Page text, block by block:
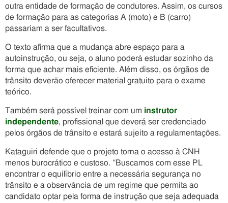
outra entidade de formação de condutores. Assim, os cursos
de formação para as categorias A (moto) e B (carro)
passariam a ser facultativos.
O texto afirma que a mudança abre espaço para a
autoinstrução, ou seja, o aluno poderá estudar sozinho da
forma que achar mais eficiente. Além disso, os órgãos de
trânsito deverão oferecer material gratuito para o exame
teórico.
Também será possível treinar com um instrutor
independente, profissional que deverá ser credenciado
pelos órgãos de trânsito e estará sujeito a regulamentações.
Kataguiri defende que o projeto torna o acesso à CNH
menos burocrático e custoso. “Buscamos com esse PL
encontrar o equilíbrio entre a necessária segurança no
trânsito e a observância de um regime que permita ao
candidato optar pela forma de instrução que seja adequada